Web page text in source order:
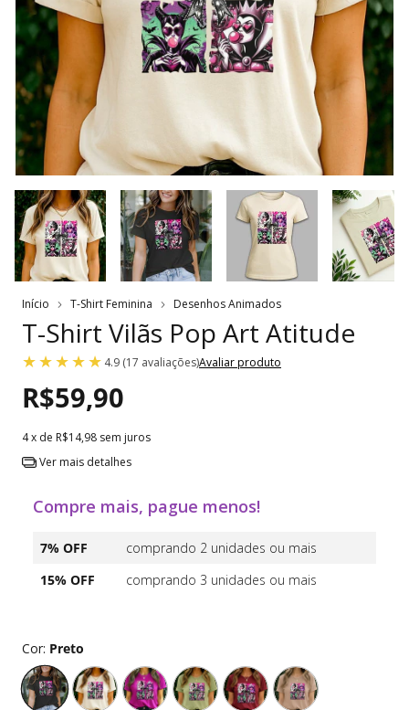
Início T-Shirt Feminina Desenhos Animados
T-Shirt Vilãs Pop Art Atitude
4.9 (17 avaliações)Avaliar produto
R$59,90
4x de R$14,98 sem juros
Ver mais detalhes
Compre mais, pague menos!
7% OFF
comprando 2 unidades ou mais
15% OFF
comprando 3 unidades ou mais
Cor: Preto